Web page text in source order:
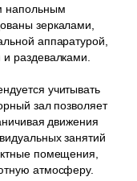
напольным
зеркалами,
аппаратурой,
раздевалками.
учитывать
зал позволяет
движения
занятий
помещения,
атмосферу.